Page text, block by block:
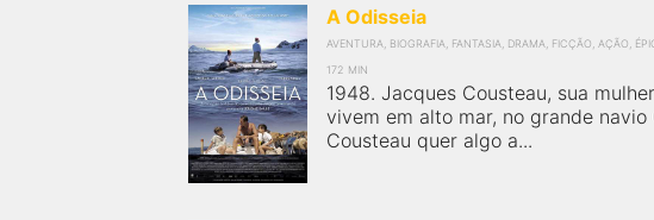
A Odisseia
AVENTURA, BIOGRAFIA, FANTASIA, DRAMA, FICÇÃO, AÇÃO,
172 MIN
1948. Jacques Cousteau, sua
vivem em alto mar, no grande navio
Cousteau quer algo a...